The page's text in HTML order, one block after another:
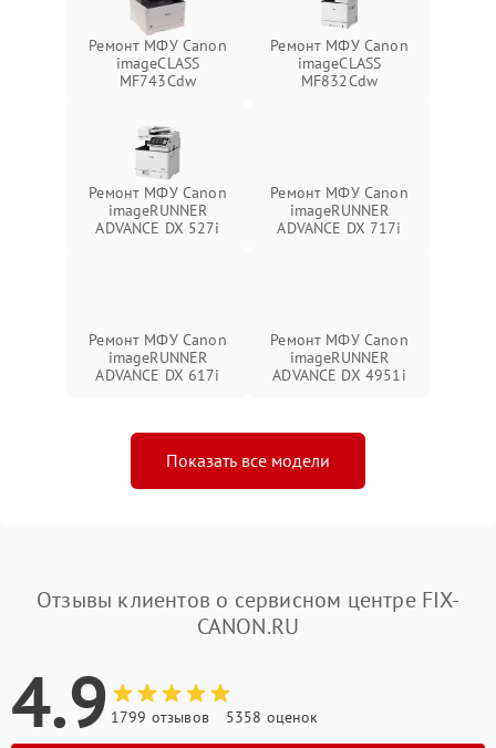
Ремонт МФУ Canon
imageCLASS
MF743Cdw
Ремонт МФУ Canon
imageCLASS
MF832Cdw
Ремонт МФУ Canon
imageRUNNER
ADVANCE DX 527i
Ремонт МФУ Canon
imageRUNNER
ADVANCE DX 717i
Ремонт МФУ Canon
imageRUNNER
ADVANCE DX 617i
Ремонт МФУ Canon
imageRUNNER
ADVANCE DX 4951i
Показать все модели
Отзывы клиентов о сервисном центре FIX-
CANON.RU
4.9 1799 отзывов 5358 оценок